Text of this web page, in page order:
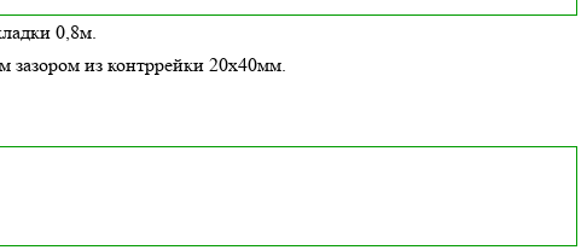
0,8м.
зазором из контррейки 20х40мм.